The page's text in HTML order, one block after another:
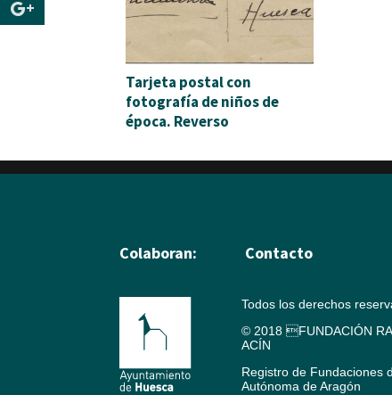
Tarjeta postal con
fotografía de niños de
época. Reverso
Colaboran: Contacto
Todos los derechos
© 2018 FUNDACIÓN
ACÍN
Registro de Fundaciones
Autónoma de Aragón